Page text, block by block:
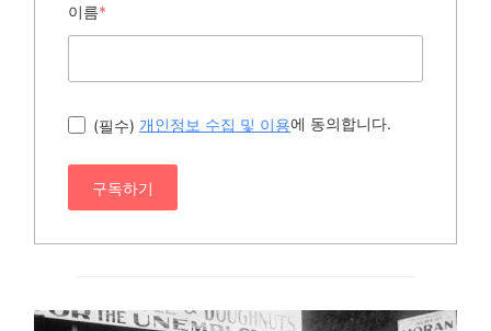
이름*
(필수) 개인정보 수집 및 이용에 동의합니다.
구독하기